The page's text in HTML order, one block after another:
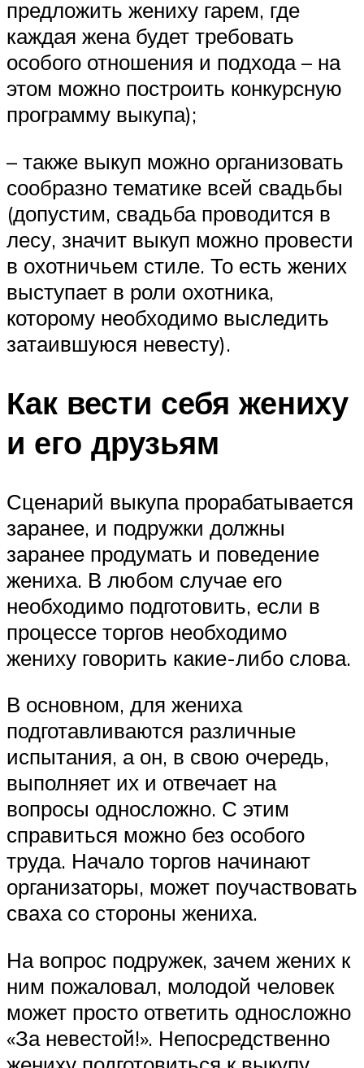
предложить жениху гарем, где
каждая жена будет требовать
особого отношения и подхода – на
этом можно построить конкурсную
программу выкупа);
– также выкуп можно организовать
сообразно тематике всей свадьбы
(допустим, свадьба проводится в
лесу, значит выкуп можно провести
в охотничьем стиле. То есть жених
выступает в роли охотника,
которому необходимо выследить
затаившуюся невесту).
Как вести себя жениху
и его друзьям
Сценарий выкупа прорабатывается
заранее, и подружки должны
заранее продумать и поведение
жениха. В любом случае его
необходимо подготовить, если в
процессе торгов необходимо
жениху говорить какие-либо слова.
В основном, для жениха
подготавливаются различные
испытания, а он, в свою очередь,
выполняет их и отвечает на
вопросы односложно. С этим
справиться можно без особого
труда. Начало торгов начинают
организаторы, может поучаствовать
сваха со стороны жениха.
На вопрос подружек, зачем жених к
ним пожаловал, молодой человек
может просто ответить односложно
«За невестой!». Непосредственно